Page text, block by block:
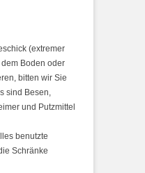
(extremer
Boden oder
bitten wir Sie
sind Besen,
und Putzmittel
benutzte
Schränke